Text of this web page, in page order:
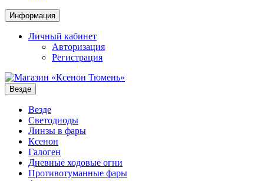
Информация
Личный кабинет
Авторизация
Регистрация
Везде
Везде
Светодиоды
Линзы в фары
Ксенон
Галоген
Дневные ходовые огни
Противотуманные фары